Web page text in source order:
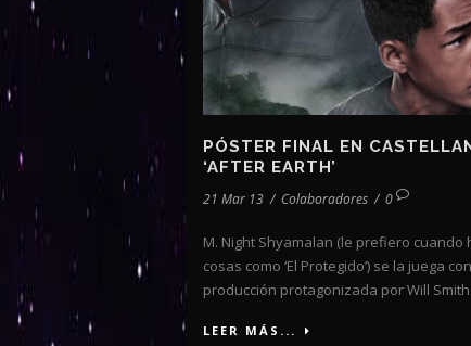
PÓSTER FINAL EN
‘AFTER EARTH’
21 Mar 13 / Colaboradores / 0
M. Night Shyamalan (le prefiero cuando
cosas como ‘El Protegido’) se la juega
producción protagonizada por Will Smith
LEER MÁS...